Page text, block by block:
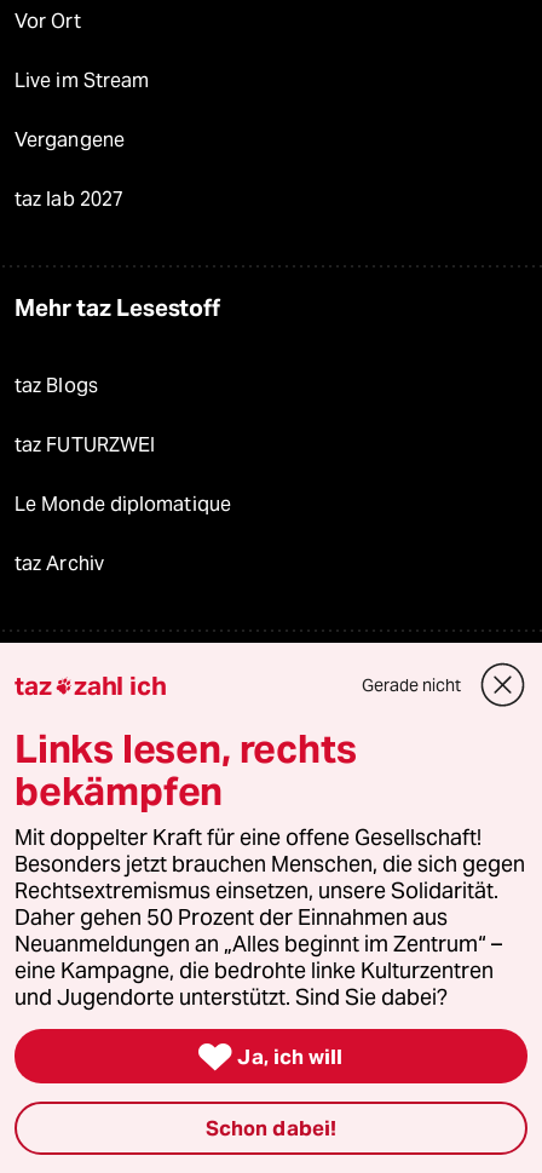
Vor Ort
Live im Stream
Vergangene
taz lab 2027
Mehr taz Lesestoff
taz Blogs
taz FUTURZWEI
Le Monde diplomatique
taz Archiv
Mehr taz Angebote
Reisen
Kantine
Shop
Anzeigen
Fragen & Hilfe
Feedback
taz zahl ich Gerade nicht
Links lesen, rechts
bekämpfen
Mit doppelter Kraft für eine offene Gesellschaft!
Besonders jetzt brauchen Menschen, die sich gegen
Rechtsextremismus einsetzen, unsere Solidarität.
Daher gehen 50 Prozent der Einnahmen aus
Neuanmeldungen an „Alles beginnt im Zentrum“ –
eine Kampagne, die bedrohte linke Kulturzentren
und Jugendorte unterstützt. Sind Sie dabei?
 Ja, ich will
Schon dabei!